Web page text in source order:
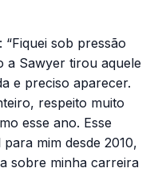
sob pressão
a Sawyer tirou aquele
e preciso aparecer.
respeito muito
esse ano. Esse
mim desde 2010,
sobre minha carreira